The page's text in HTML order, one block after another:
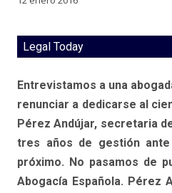
Legal Today
Entrevistamos a una
renunciar a dedicarse al
Pérez Andújar, secretaria
tres años de gestión
próximo. No pasamos de
Abogacía Española. Pérez